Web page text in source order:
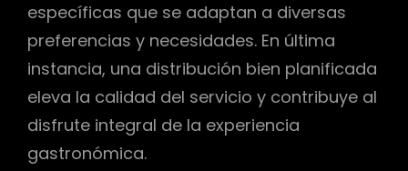
específicas que se adaptan a diversas
preferencias y necesidades. En última
instancia, una distribución bien planificada
eleva la calidad del servicio y contribuye al
disfrute integral de la experiencia
gastronómica.